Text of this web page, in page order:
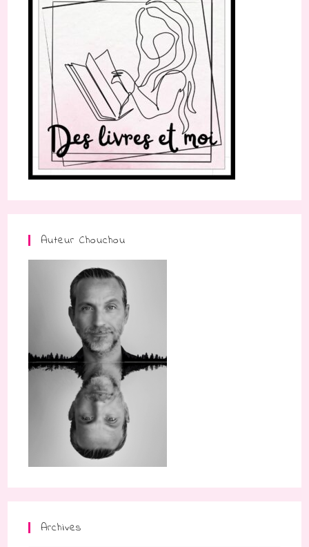
Auteur Chouchou
Archives